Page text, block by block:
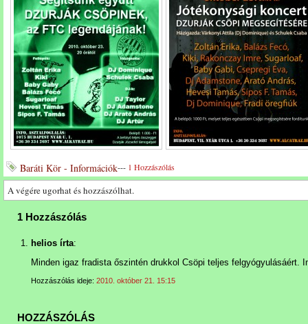
Baráti Kör - Információk--- 1 Hozzászólás
A végére ugorhat és hozzászólhat.
1 Hozzászólás
helios írta:
Minden igaz fradista őszintén drukkol Csöpi teljes felgyógyulásáért.
Hozzászólás ideje: 2010. október 21. 15:15
HOZZÁSZÓLÁS